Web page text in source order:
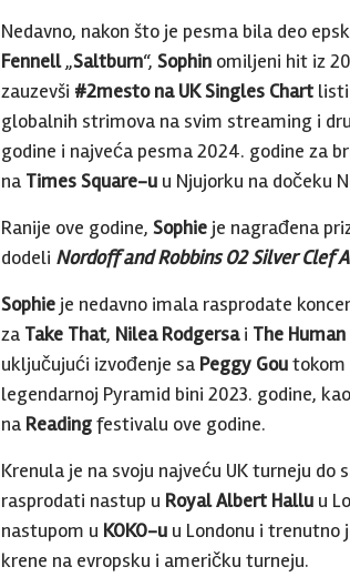
Nedavno, nakon što je pesma bila deo
Fennell„Saltburn“, Sophin omiljeni hit iz
zauzevši #2mesto na UK Singles Chart listi
globalnih strimova na svim streaming i
godine i najveća pesma 2024. godine za
na Times Square-u u Njujorku na dočeku
Ranije ove godine, Sophie je nagrađena
dodeli Nordoff and Robbins O2 Silver Clef
Sophie je nedavno imala rasprodate
za Take That, Nilea Rodgersai The
uključujući izvođenje sa Peggy Goutokom
legendarnoj Pyramid bini 2023. godine,
na Readingfestivalu ove godine.
Krenula je na svoju najveću UK turneju do
rasprodati nastup u Royal Albert Hallu u
nastupom u KOKO-u u Londonu i trenutno
krene na evropsku i američku turneju.